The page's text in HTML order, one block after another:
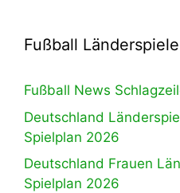
Fußball Länderspiele
Fußball News
Deutschland
Spielplan 2026
Deutschland Frauen
Spielplan 2026